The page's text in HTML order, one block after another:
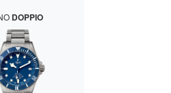
DOPPIO